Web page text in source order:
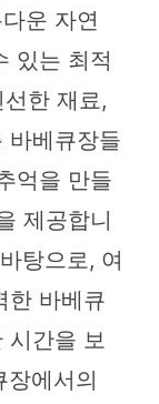
운 자연
있는 최적
한 재료,
바베큐장들
억을 만들
제공합니
탕으로, 여
한 바베큐
시간을 보
에서의